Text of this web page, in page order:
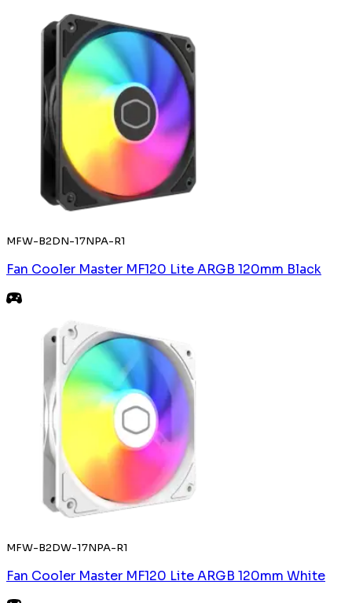
MFW-B2DN-17NPA-R1
Fan Cooler Master MF120 Lite ARGB 120mm Black
MFW-B2DW-17NPA-R1
Fan Cooler Master MF120 Lite ARGB 120mm White